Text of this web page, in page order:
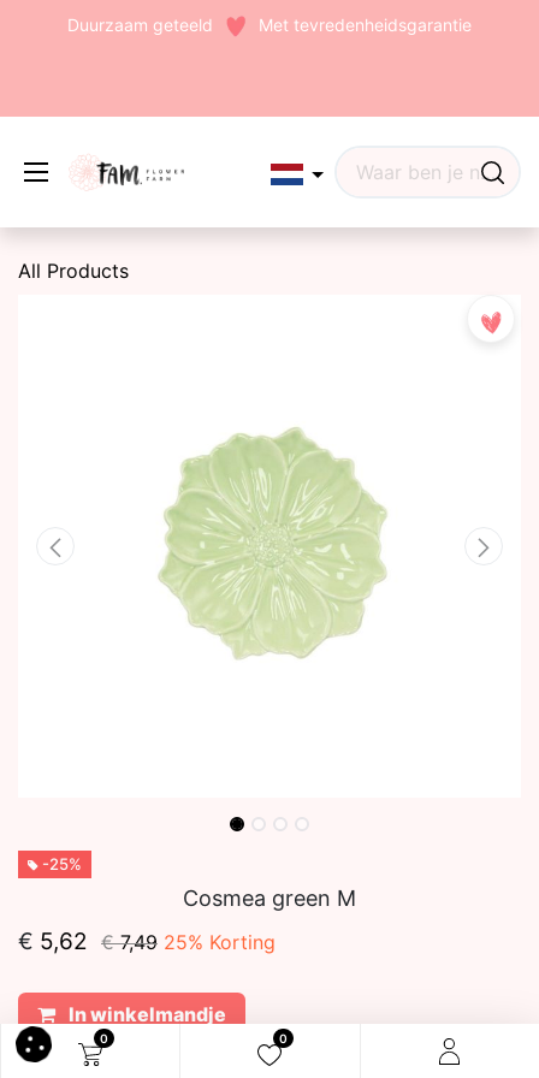
0 0
Duurzaam geteeld Met tevredenheidsgarantie
Edit widget
All Products
-25%
Cosmea green M
€ 5,62 €7,49 25% Korting
In winkelmandje